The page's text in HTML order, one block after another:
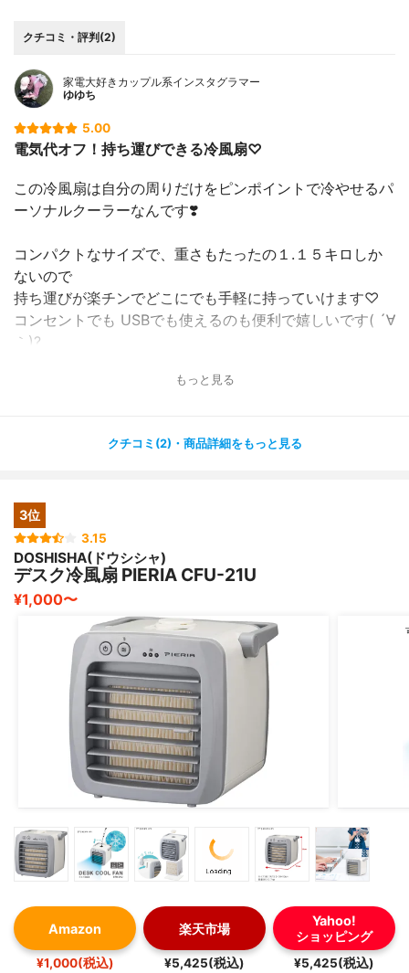
クチコミ・評判(2)
家電大好きカップル系インスタグラマー
ゆゆち
5.00
電気代オフ！持ち運びできる冷風扇♡
この冷風扇は自分の周りだけをピンポイントで冷やせるパ
ーソナルクーラーなんです❣️
コンパクトなサイズで、重さもたったの１.１５キロしか
ないので
持ち運びが楽チンでどこにでも手軽に持っていけます♡
コンセントでも USBでも使えるのも便利で嬉しいです( ´∀
｀)?
エアコンと比べて、この冷風扇は一晩使っても1.3円しか
ごせるので最高です♡
もっと見る
クチコミ(2)・商品詳細をもっと見る
3位
3.15
DOSHISHA(ドウシシャ)
デスク冷風扇 PIERIA CFU-21U
¥1,000〜
Amazon
¥1,000(税込)
楽天市場
¥5,425(税込)
Yahoo!
ショッピング
¥5,425(税込)